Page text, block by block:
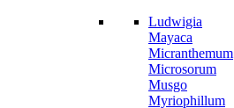
Ludwigia
Mayaca
Micranthemum
Microsorum
Musgo
Myriophillum